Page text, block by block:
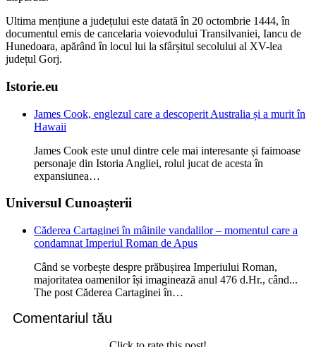
Ultima mențiune a județului este datată în 20 octombrie 1444, în
documentul emis de cancelaria voievodului Transilvaniei, Iancu de
Hunedoara, apărând în locul lui la sfârșitul secolului al XV-lea
județul Gorj.
Istorie.eu
James Cook, englezul care a descoperit Australia și a murit în
Hawaii
James Cook este unul dintre cele mai interesante și faimoase
personaje din Istoria Angliei, rolul jucat de acesta în
expansiunea…
Universul Cunoașterii
Căderea Cartaginei în mâinile vandalilor – momentul care a
condamnat Imperiul Roman de Apus
Când se vorbește despre prăbușirea Imperiului Roman,
majoritatea oamenilor își imaginează anul 476 d.Hr., când...
The post Căderea Cartaginei în…
Comentariul tău